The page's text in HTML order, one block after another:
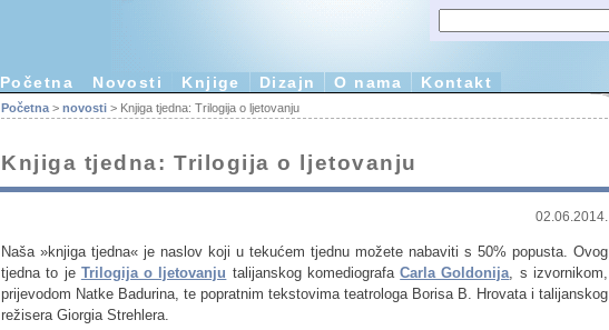
Početna Novosti Knjige Dizajn O nama Kontakt
Početna > novosti > Knjiga tjedna: Trilogija o ljetovanju
Knjiga tjedna: Trilogija o ljetovanju
02.06.2014.
Naša »knjiga tjedna« je naslov koji u tekućem tjednu možete nabaviti s 50% popusta. Ovog
tjedna to je Trilogija o ljetovanju talijanskog komediografaCarla Goldonija, s izvornikom,
prijevodom Natke Badurina, te popratnim tekstovima teatrologa Borisa B. Hrovata i talijanskog
režisera Giorgia Strehlera.